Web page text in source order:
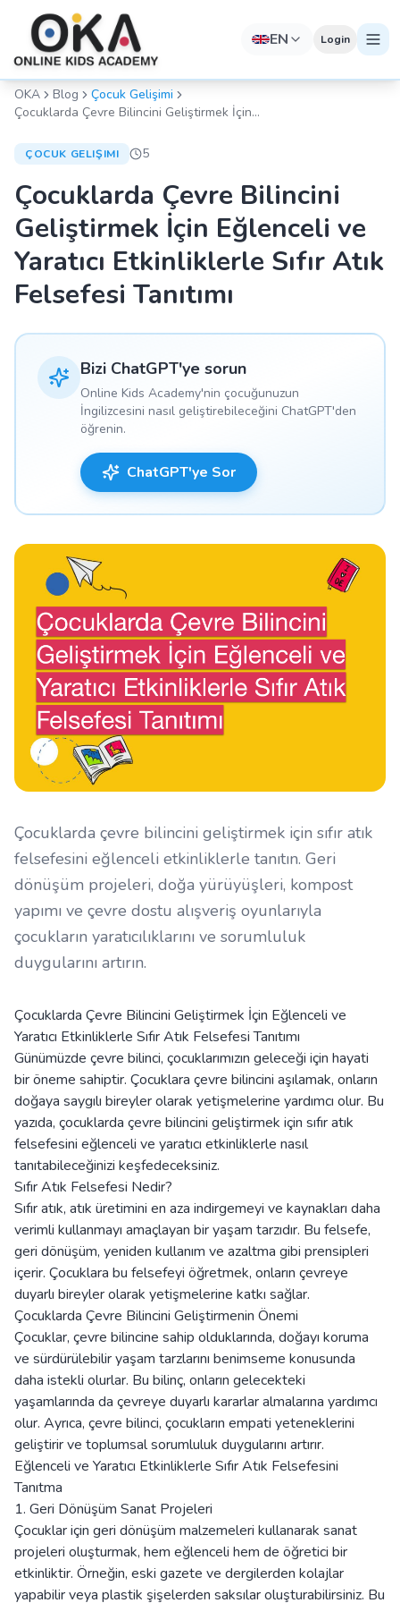
EN Login
OKA Blog
Çocuk Gelişimi
Çocuklarda Çevre Bilincini Geliştirmek İçin
Felsefesi Tanıtımı
ÇOCUK GELIŞIMI 5
Çocuklarda Çevre Bilincini
Geliştirmek İçin Eğlenceli ve
Yaratıcı Etkinliklerle Sıfır Atık
Felsefesi Tanıtımı
Bizi ChatGPT'ye sorun
Online Kids Academy'nin çocuğunuzun
İngilizcesini nasıl geliştirebileceğini ChatGPT'den
öğrenin.
ChatGPT'ye Sor
Çocuklarda çevre bilincini geliştirmek için sıfır atık
felsefesini eğlenceli etkinliklerle tanıtın. Geri
dönüşüm projeleri, doğa yürüyüşleri, kompost
yapımı ve çevre dostu alışveriş oyunlarıyla
çocukların yaratıcılıklarını ve sorumluluk
duygularını artırın.
Çocuklarda Çevre Bilincini Geliştirmek İçin Eğlenceli ve
Yaratıcı Etkinliklerle Sıfır Atık Felsefesi Tanıtımı
Günümüzde çevre bilinci, çocuklarımızın geleceği için hayati
bir öneme sahiptir. Çocuklara çevre bilincini aşılamak, onların
doğaya saygılı bireyler olarak yetişmelerine yardımcı olur. Bu
yazıda, çocuklarda çevre bilincini geliştirmek için sıfır atık
felsefesini eğlenceli ve yaratıcı etkinliklerle nasıl
tanıtabileceğinizi keşfedeceksiniz.
Sıfır Atık Felsefesi Nedir?
Sıfır atık, atık üretimini en aza indirgemeyi ve kaynakları daha
verimli kullanmayı amaçlayan bir yaşam tarzıdır. Bu felsefe,
geri dönüşüm, yeniden kullanım ve azaltma gibi prensipleri
içerir. Çocuklara bu felsefeyi öğretmek, onların çevreye
duyarlı bireyler olarak yetişmelerine katkı sağlar.
Çocuklarda Çevre Bilincini Geliştirmenin Önemi
Çocuklar, çevre bilincine sahip olduklarında, doğayı koruma
ve sürdürülebilir yaşam tarzlarını benimseme konusunda
daha istekli olurlar. Bu bilinç, onların gelecekteki
yaşamlarında da çevreye duyarlı kararlar almalarına yardımcı
olur. Ayrıca, çevre bilinci, çocukların empati yeteneklerini
geliştirir ve toplumsal sorumluluk duygularını artırır.
Eğlenceli ve Yaratıcı Etkinliklerle Sıfır Atık Felsefesini
Tanıtma
1. Geri Dönüşüm Sanat Projeleri
Çocuklar için geri dönüşüm malzemeleri kullanarak sanat
projeleri oluşturmak, hem eğlenceli hem de öğretici bir
etkinliktir. Örneğin, eski gazete ve dergilerden kolajlar
yapabilir veya plastik şişelerden saksılar oluşturabilirsiniz. Bu